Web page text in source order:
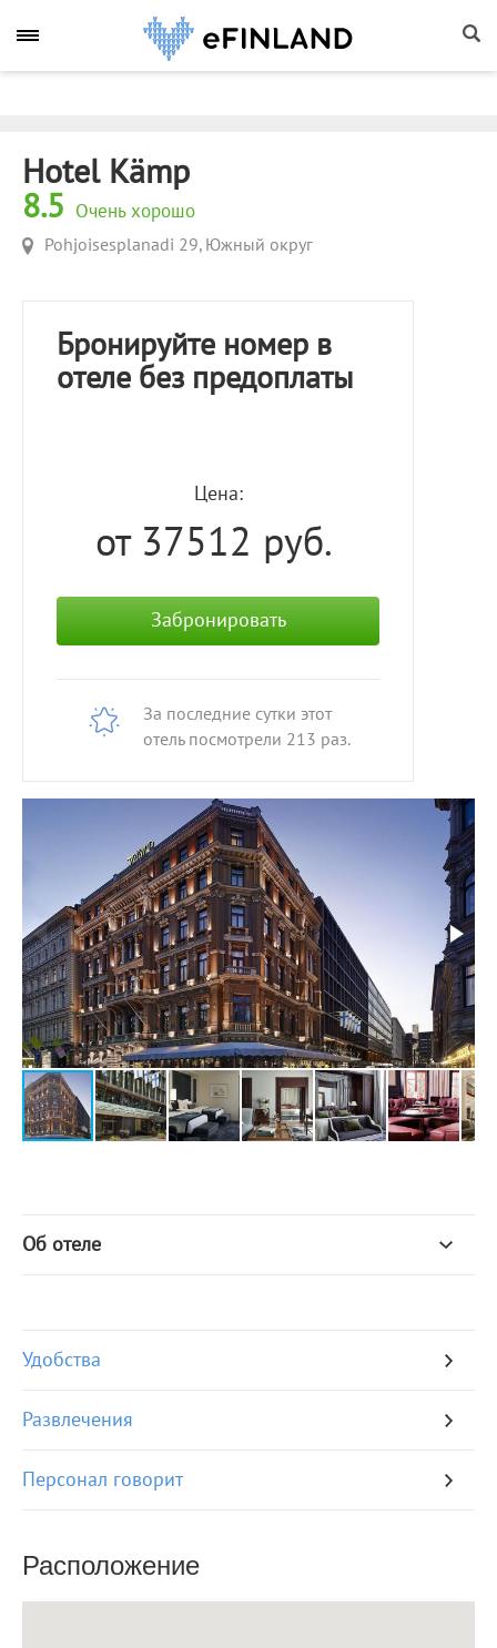
Hotel Kämp
8.5 Очень хорошо
Pohjoisesplanadi 29, Южный округ
Бронируйте номер в
отеле без предоплаты
Цена:
от 37512 руб.
Забронировать
За последние сутки этот
отель посмотрели 213 раз.
Об отеле
Удобства
Развлечения
Персонал говорит
Расположение